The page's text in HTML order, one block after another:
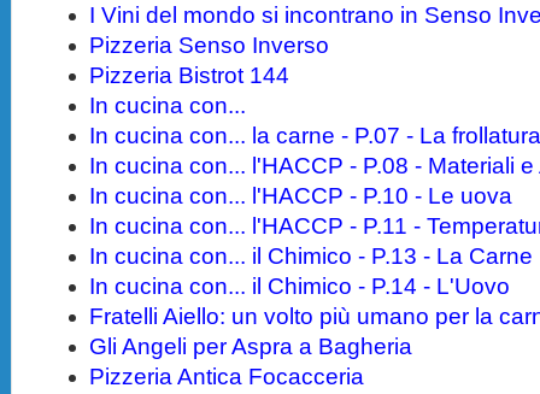
I Vini del mondo si incontrano in Senso
Pizzeria Senso Inverso
Pizzeria Bistrot 144
In cucina con...
In cucina con... la carne - P.07 - La
In cucina con... l'HACCP - P.08 - Materiali e
In cucina con... l'HACCP - P.10 - Le uova
In cucina con... l'HACCP - P.11 -
In cucina con... il Chimico - P.13 - La Carne
In cucina con... il Chimico - P.14 - L'Uovo
Fratelli Aiello: un volto più umano per la
Gli Angeli per Aspra a Bagheria
Pizzeria Antica Focacceria